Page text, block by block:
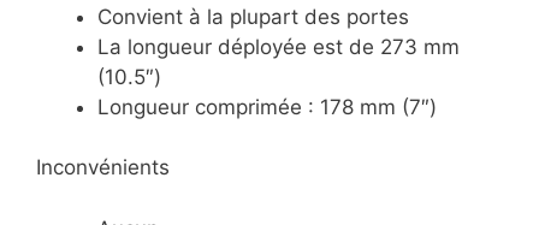
Convient à la plupart des portes
La longueur déployée est de 273 mm
(10.5″)
Longueur comprimée : 178 mm (7″)
Inconvénients